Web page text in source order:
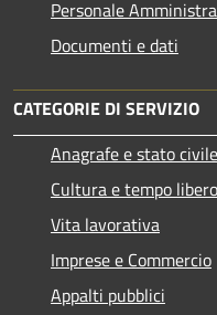
Personale
Documenti e dati
CATEGORIE DI SERVIZIO
Anagrafe e stato civile
Cultura e tempo libero
Vita lavorativa
Imprese e Commercio
Appalti pubblici